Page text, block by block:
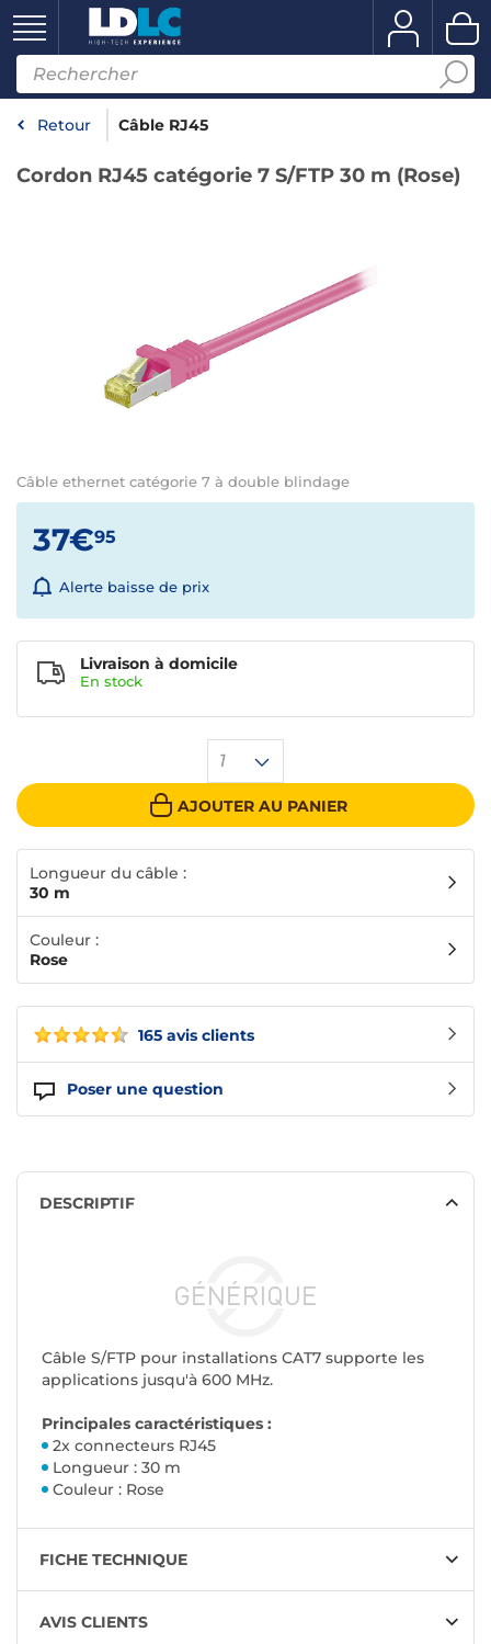
Retour Câble RJ45
Cordon RJ45 catégorie 7 S/FTP 30 m (Rose)
Câble ethernet catégorie 7 à double blindage
165 avis clients
Poser une question
37€95
Alerte baisse de prix
1
AJOUTER AU PANIER
Livraison à domicile
En stock
Longueur du câble :
30 m
Couleur :
Rose
DESCRIPTIF
Câble S/FTP pour installations CAT7 supporte les
applications jusqu'à 600 MHz.
Principales caractéristiques :
2x connecteurs RJ45
Longueur : 30 m
Couleur : Rose
FICHE TECHNIQUE
AVIS CLIENTS